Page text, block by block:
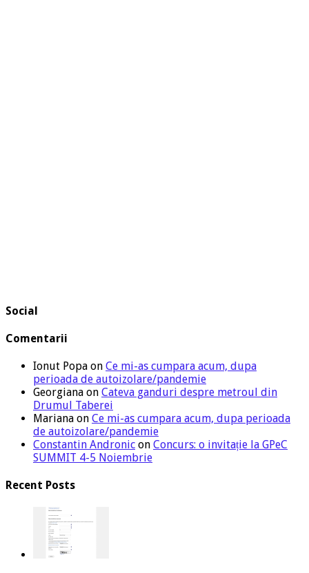
Social
Comentarii
Ionut Popa on Ce mi-as cumpara acum, dupa
perioada de autoizolare/pandemie
Georgiana on Cateva ganduri despre metroul din
Drumul Taberei
Mariana on Ce mi-as cumpara acum, dupa perioada
de autoizolare/pandemie
Constantin Andronic on Concurs: o invitație la GPeC
SUMMIT 4-5 Noiembrie
Recent Posts